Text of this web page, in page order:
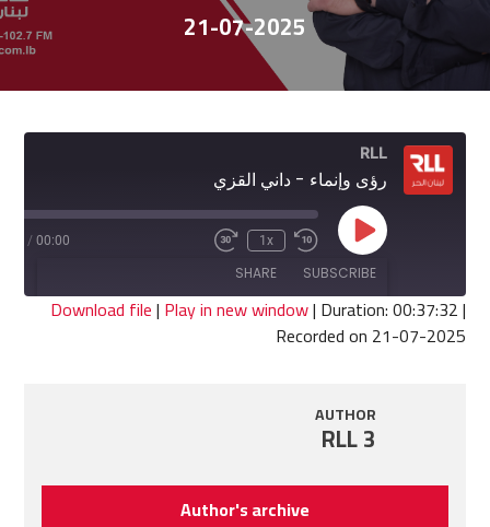
21-07-2025
RLL
رؤى وإنماء - داني القزي
Play
Episode
Rewind
10
Seconds
1x
Fast
seconds
00:00
/
SUBSCRIBE
SHARE
SHARE
Download file| Play in new window| Duration: 00:37:32|
Recorded on 21-07-2025
AUTHOR
RLL 3
Author's archive